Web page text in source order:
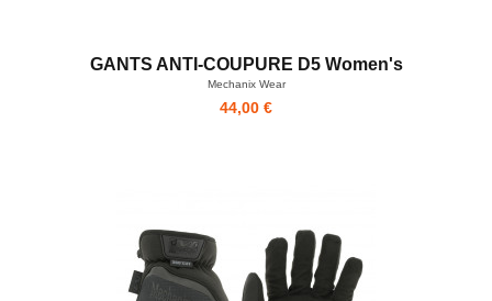
GANTS ANTI-COUPURE D5 Women's
Mechanix Wear
44,00 €